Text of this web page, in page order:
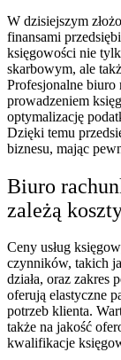
W dzisiejszym
finansami
księgowości nie
skarbowym, ale
Profesjonalne biuro
prowadzeniem
optymalizację
Dzięki temu
biznesu, mając
Biuro
zależą
Ceny usług
czynników, takich
działa, oraz zakres
oferują elastyczne
potrzeb klienta.
także na jakość
kwalifikacje